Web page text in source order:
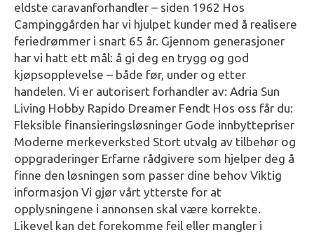
eldste caravanforhandler – siden 1962 Hos
Campinggården har vi hjulpet kunder med å realisere
feriedrømmer i snart 65 år. Gjennom generasjoner
har vi hatt ett mål: å gi deg en trygg og god
kjøpsopplevelse – både før, under og etter
handelen. Vi er autorisert forhandler av: Adria Sun
Living Hobby Rapido Dreamer Fendt Hos oss får du:
Fleksible finansieringsløsninger Gode innbyttepriser
Moderne merkeverksted Stort utvalg av tilbehør og
oppgraderinger Erfarne rådgivere som hjelper deg å
finne den løsningen som passer dine behov Viktig
informasjon Vi gjør vårt ytterste for at
opplysningene i annonsen skal være korrekte.
Likevel kan det forekomme feil eller mangler i